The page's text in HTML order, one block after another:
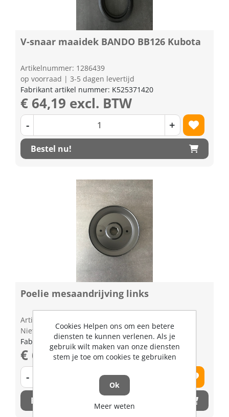
V-snaar maaidek BANDO BB126 Kubota
Artikelnummer: 1286439
op voorraad | 3-5 dagen levertijd
Fabrikant artikel nummer: K525371420
€ 64,19 excl. BTW
- +
Bestel nu!
Poelie mesaandrijving links
Artikelnummer: 1286280
Niet op voorraad
Fabrikant artikel nummer: K522171140
€ 66,01 excl. BTW
-
Bestel nu!
Cookies Helpen ons om een betere
diensten te kunnen verlenen. Als je
gebruik wilt maken van onze diensten
stem je toe om cookies te gebruiken
Ok
Meer weten